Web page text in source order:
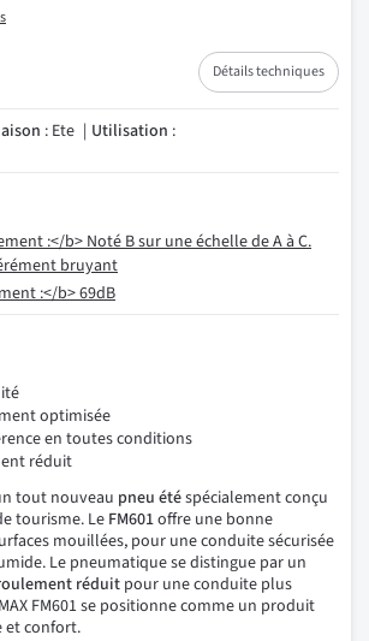
Détails techniques
: Ete Utilisation :
optimisée
en toutes conditions
réduit
tout nouveau pneu étéspécialement conçu
tourisme. Le FM601offre une bonne
mouillées, pour une conduite sécurisée
Le pneumatique se distingue par un
réduitpour une conduite plus
FM601 se positionne comme un produit
et confort.